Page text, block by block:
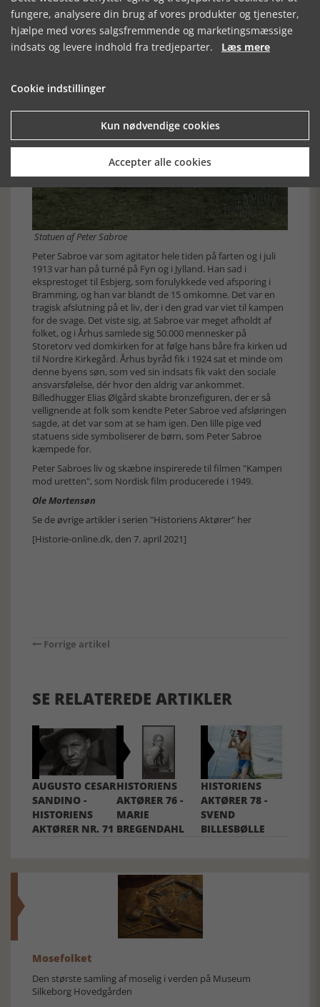
Statuen af Peter Sabroe
Peter Sabroe var som agitator hele tiden på farten og i juli
1913 var han på turné på Fyn og i Jylland. Han sad i
eksprestoget til Esbjerg, som forulykkede ved afsporing i
Bramming, og han var blandt de 15 omkomne. Det var en
tragisk afslutning på et liv, der i den grad var viet til kampen
for de svage. Det viste sig, at Sabroe var meget afholdt af
folket, og i Århus samlede sig 50.000 mennesker på
Storetorv ved domkirken for at følge hans båre fra kirken ud
til Nordre Kirkegård. Århus byråd fik i 1924 sat et minde om
denne byens søn, som ved sin indsats fik vakt den sociale
ansvarsfølelse, dér hvor den aldrig var ankommet.
Billedhugger Elias Ølgård skabte bronzefiguren, der er så
vellignende at folk som kendte Peter Sabroe ved afsløringen
sagde, at det var som at se ham igen. Den lille pige ved
statuens side symboliserer de børn, som Peter Sabroe
kæmpede for.
Peter Sabroes liv og skæbne inspirerede til filmen "Kampen
mod uretten", som Nordisk film producerede i 1949.
Ole Mortensøn
Se de øvrige artikler i serien "Historiens Aktører" her
[Historie-online.dk, den 7. april 2021]
Forrige artikel
SE RELATEREDE ARTIKLER
AUGUSTO CESAR
SANDINO -
HISTORIENS
AKTØRER NR. 71
HISTORIENS
AKTØRER 76 -
MARIE
BREGENDAHL
HISTORIENS
AKTØRER 78 -
SVEND
BILLESBØLLE
Mosefolket
Den største samling af moselig i verden på Museum
Silkeborg Hovedgården
fungere, analysere din brug af vores produkter og tjenester,
hjælpe med vores salgsfremmende og marketingsmæssige
indsats og levere indhold fra tredjeparter. Læs mere
Cookie indstillinger
Kun nødvendige cookies
Accepter alle cookies